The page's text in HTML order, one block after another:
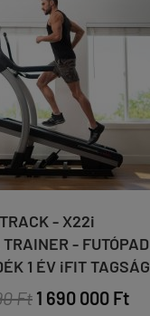
- X22i
- FUTÓPAD
1 ÉV iFIT TAGSÁG
Ft 1 690 000 Ft